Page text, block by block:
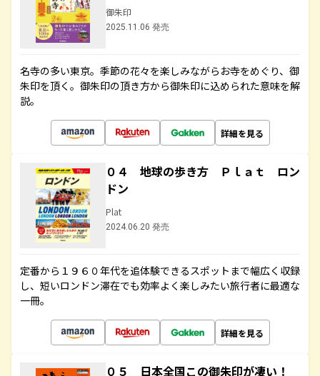
御朱印
2025.11.06 発売
名寺の多い東京。季節の花々を楽しみながらお寺をめぐり、御
朱印を頂く。御朱印の頂き方から御朱印に込められた意味を解
説。
詳細を見る
０４ 地球の歩き方 Ｐｌａｔ ロン
ドン
Plat
2024.06.20 発売
定番から１９６０年代を追体験できるスポットまで幅広く収録
し、短いロンドン滞在でも効率よく楽しみたい旅行者に最適な
一冊。
詳細を見る
０５ 日本全国この御朱印が凄い！